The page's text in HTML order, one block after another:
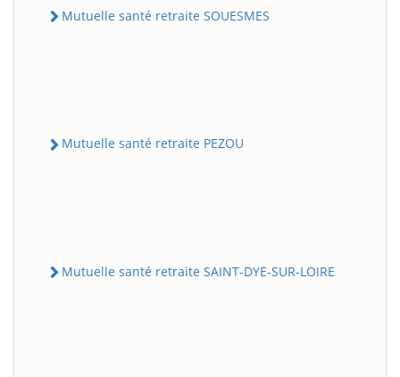
Mutuelle santé retraite SOUESMES
Mutuelle santé retraite PEZOU
Mutuelle santé retraite SAINT-DYE-SUR-LOIRE